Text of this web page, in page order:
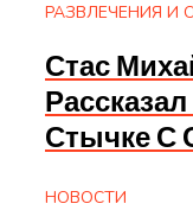
РАЗВЛЕЧЕНИЯ И
Стас
Стычке С
НОВОСТИ